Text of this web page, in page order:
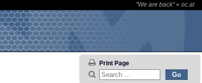
"We are back"« oc.at
Print Page